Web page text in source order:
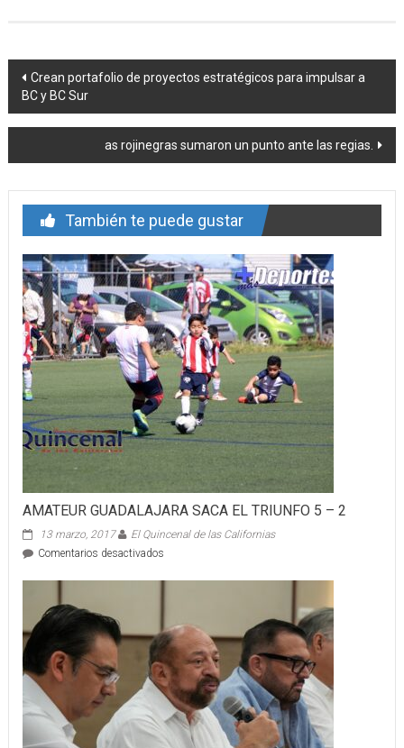
Navegación
de
Crean portafolio de proyectos estratégicos para impulsar a
BC y BC Sur
as rojinegras sumaron un punto ante las regias.
También te puede gustar
AMATEUR GUADALAJARA SACA EL TRIUNFO 5 – 2
13 marzo, 2017
El Quincenal de las Californias
Comentarios desactivadosen
GUADALAJARA
TRIUNFO
–
2